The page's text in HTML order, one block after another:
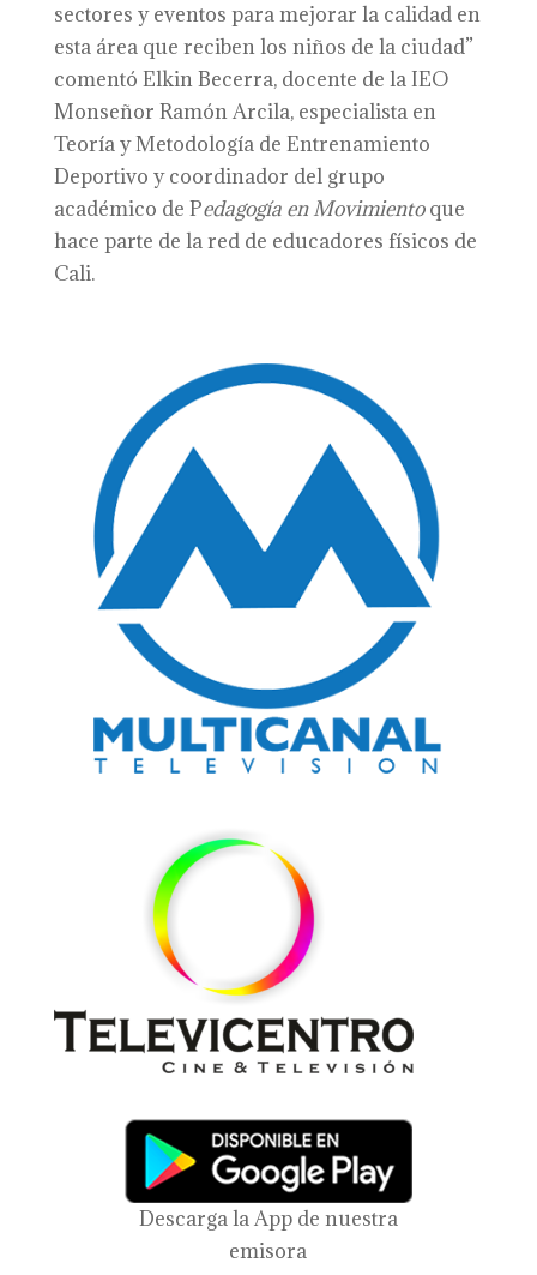
sectores y eventos para mejorar la calidad en
esta área que reciben los niños de la ciudad”
comentó Elkin Becerra, docente de la IEO
Monseñor Ramón Arcila, especialista en
Teoría y Metodología de Entrenamiento
Deportivo y coordinador del grupo
académico de Pedagogía en Movimientoque
hace parte de la red de educadores físicos de
Cali.
Descarga la App de nuestra
emisora